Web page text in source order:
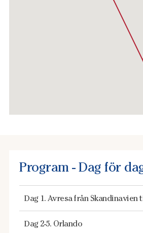
Program - Dag för
Dag 1. Avresa från Skandinavien
Dag 2-5. Orlando